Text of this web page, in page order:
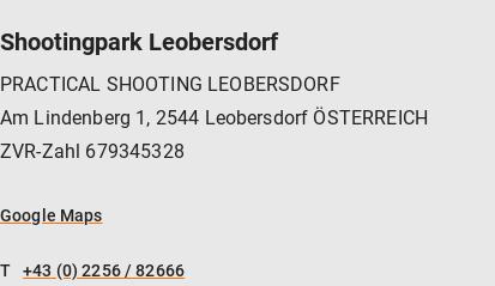
Shootingpark Leobersdorf
PRACTICAL SHOOTING LEOBERSDORF
Am Lindenberg 1, 2544 Leobersdorf ÖSTERREICH
ZVR-Zahl 679345328
Google Maps
T +43 (0) 2256 / 82666